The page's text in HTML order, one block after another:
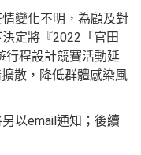
變化不明，為顧及對
定將『2022「官田
行程設計競賽活動延
散，降低群體感染風
以email通知；後續